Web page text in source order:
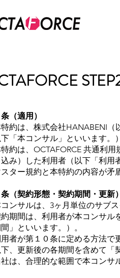
（適用）
特約は、株式会社HANABENI（
下「本コンサル」といいます。
約は、OCTAFORCE 共通利
込み）した利用者（以下「利用
ター規約と本特約の内容が矛
（契約形態・契約期間・更新）
コンサルは、3ヶ月単位のサブ
約期間は、利用者が本コンサル
」といいます。）。
用者が第１０条に定める方法で
下、更新後の各期間を含めて「
は、合理的な範囲で本コンサ